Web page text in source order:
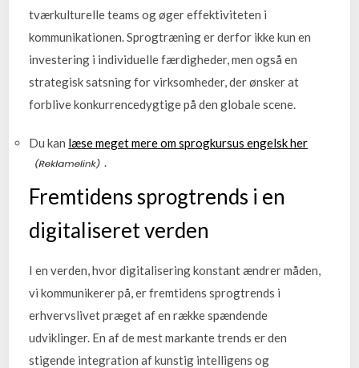
tværkulturelle teams og øger effektiviteten i
kommunikationen. Sprogtræning er derfor ikke kun en
investering i individuelle færdigheder, men også en
strategisk satsning for virksomheder, der ønsker at
forblive konkurrencedygtige på den globale scene.
Du kan læse meget mere om sprogkursus engelsk her
.
Fremtidens sprogtrends i en
digitaliseret verden
I en verden, hvor digitalisering konstant ændrer måden,
vi kommunikerer på, er fremtidens sprogtrends i
erhvervslivet præget af en række spændende
udviklinger. En af de mest markante trends er den
stigende integration af kunstig intelligens og